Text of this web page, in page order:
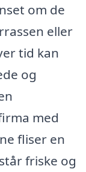
om de
eller
tid kan
og
med
fliser en
friske og